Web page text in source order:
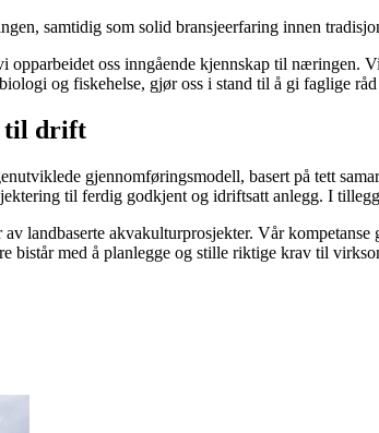
samtidig som solid bransjeerfaring innen
oss inngående kjennskap til næringen.
og fiskehelse, gjør oss i stand til å gi faglige
til drift
gjennomføringsmodell, basert på tett
til ferdig godkjent og idriftsatt anlegg. I
landbaserte akvakulturprosjekter. Vår
bistår med å planlegge og stille riktige krav til